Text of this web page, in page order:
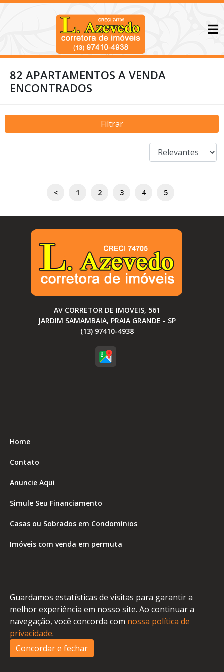
82 APARTAMENTOS A VENDA
ENCONTRADOS
Filtrar
< 1 2 3 4 5
Guardamos estatísticas de visitas para garantir a
melhor experiência em nosso site. Ao continuar a
navegação, você concorda com nossa política de
privacidade.
Concordar e fechar
AV CORRETOR DE IMOVEIS, 561
JARDIM SAMAMBAIA, PRAIA GRANDE - SP
(13) 97410-4938
Home
Contato
Anuncie Aqui
Simule Seu Financiamento
Casas ou Sobrados em Condomínios
Imóveis com venda em permuta
Casa com piscina
Apartamento com piscina
Condomínio fechado